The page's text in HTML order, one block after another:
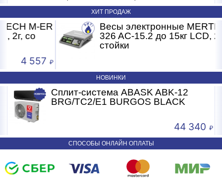
ХИТ ПРОДАЖ
ER
557
Весы электронные MERTECH
326 AC-15.2 до 15кг LCD, 2г, без
стойки
НОВИНКИ
Сплит-система ABASK ABK-12
BRG/TC2/E1 BURGOS BLACK
СПОСОБЫ ОНЛАЙН ОПЛАТЫ